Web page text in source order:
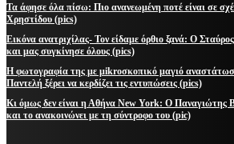
Τα άφησε όλα πίσω: Πιο ανανεωμένη ποτέ είναι σε
Χρηστίδου (pics)
Εικόνα ανατριχίλας- Τον είδαμε όρθιο ξανά: Ο
και μας συγκίνησε όλους (pics)
Η φωτογραφία της με μikroσκοπικό μαγιό
Παντελή ξέρει να κερδίζει τις εντυπώσεις (pics)
Κι όμως δεν είναι η Αθήνα New York: Ο Παναγιώτης
και το ανακοινώνει με τη σύντροφο του (pic)